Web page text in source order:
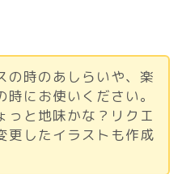
の時のあしらいや、楽
時にお使いください。
っと地味かな？リクエ
更したイラストも作成